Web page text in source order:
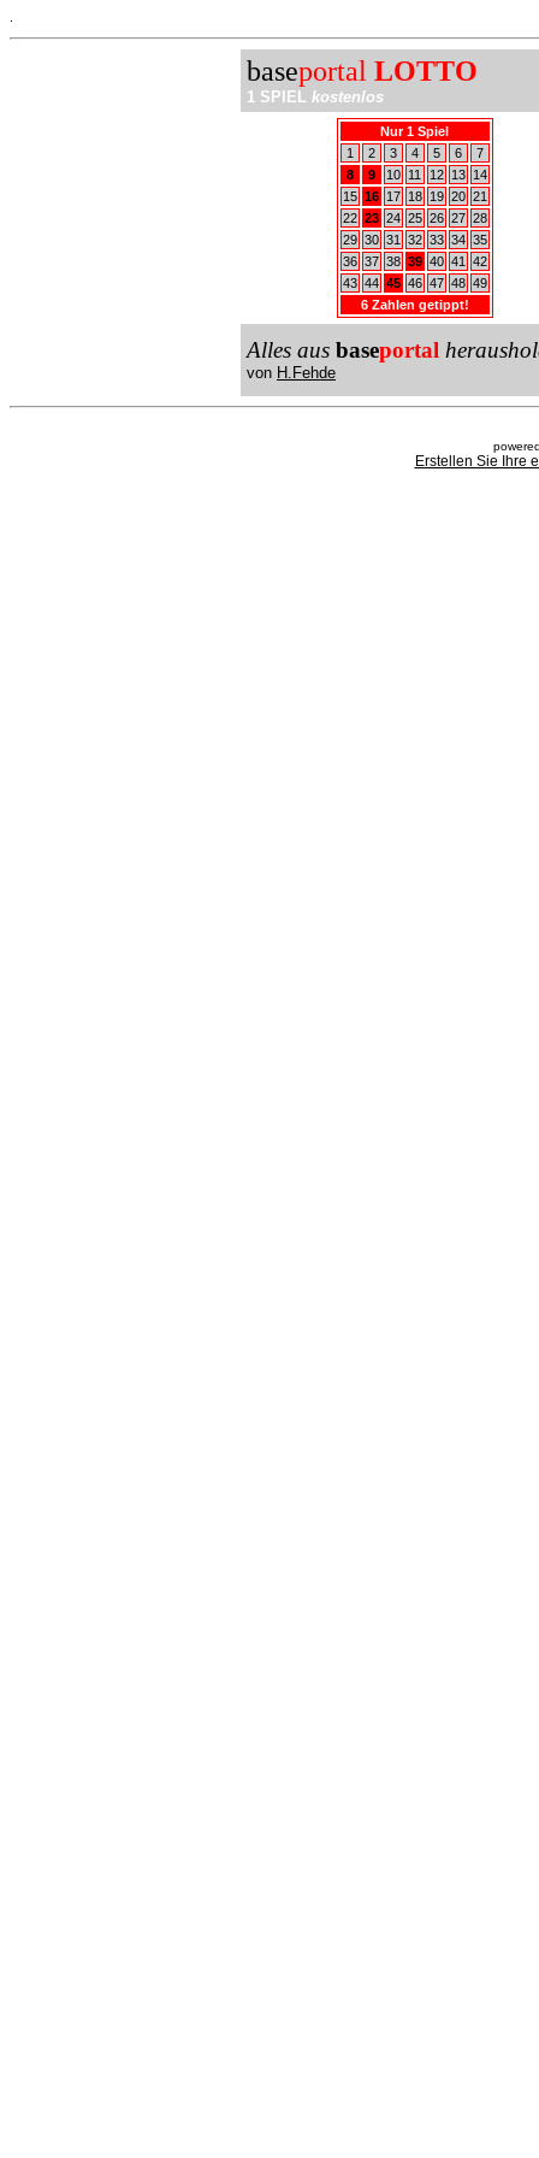
baseportal LOTTO
1 SPIEL kostenlos
Nur 1 Spiel
1
2 3 4 5 6
7
8
9 10 11 12 13
14
15 16 17 18 19 20 21
22 23 24 25 26 27 28
29 30 31 32 33 34 35
36 37 38 39 40 41
42
43 44 45 46 47 48 49
6 Zahlen getippt!
Alles aus baseportal
von H.Fehde
Erstellen Sie Ihre